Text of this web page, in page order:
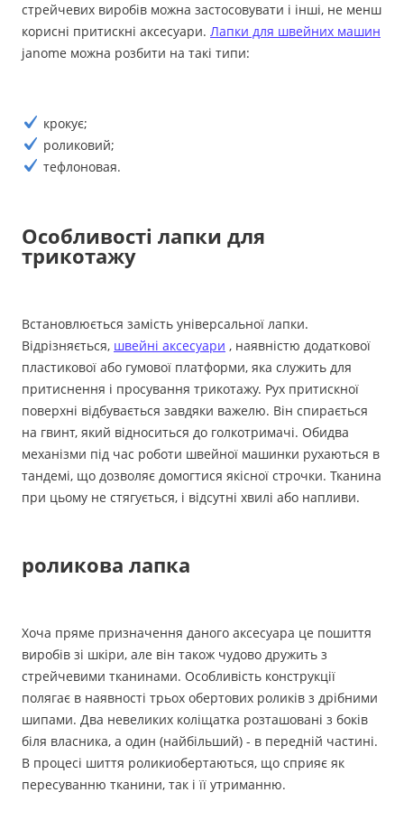
стрейчевих виробів можна застосовувати і інші, не менш
корисні притискні аксесуари. Лапки для швейних машин
janome можна розбити на такі типи:
крокує;
роликовий;
тефлоновая.
Особливості лапки для
трикотажу
Встановлюється замість універсальної лапки.
Відрізняється, швейні аксесуари , наявністю додаткової
пластикової або гумової платформи, яка служить для
притиснення і просування трикотажу. Рух притискної
поверхні відбувається завдяки важелю. Він спирається
на гвинт, який відноситься до голкотримачі. Обидва
механізми під час роботи швейної машинки рухаються в
тандемі, що дозволяє домогтися якісної строчки. Тканина
при цьому не стягується, і відсутні хвилі або напливи.
роликова лапка
Хоча пряме призначення даного аксесуара це пошиття
виробів зі шкіри, але він також чудово дружить з
стрейчевими тканинами. Особливість конструкції
полягає в наявності трьох обертових роликів з дрібними
шипами. Два невеликих коліщатка розташовані з боків
біля власника, а один (найбільший) - в передній частині.
В процесі шиття роликиобертаються, що сприяє як
пересуванню тканини, так і її утриманню.